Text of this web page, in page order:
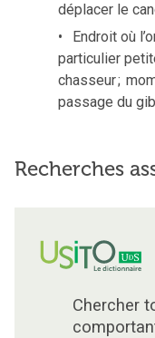
déplacer le
Endroit où
particulier
chasseur;
passage du
Recherches
Chercher